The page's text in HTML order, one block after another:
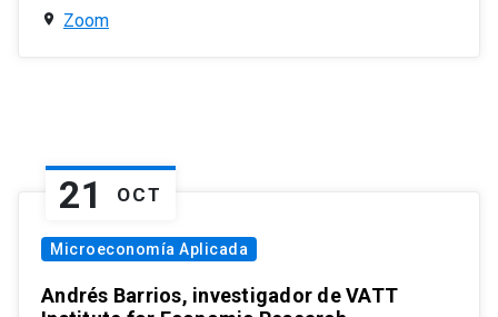
Zoom
21 OCT
Microeconomía Aplicada
Andrés Barrios, investigador de VATT